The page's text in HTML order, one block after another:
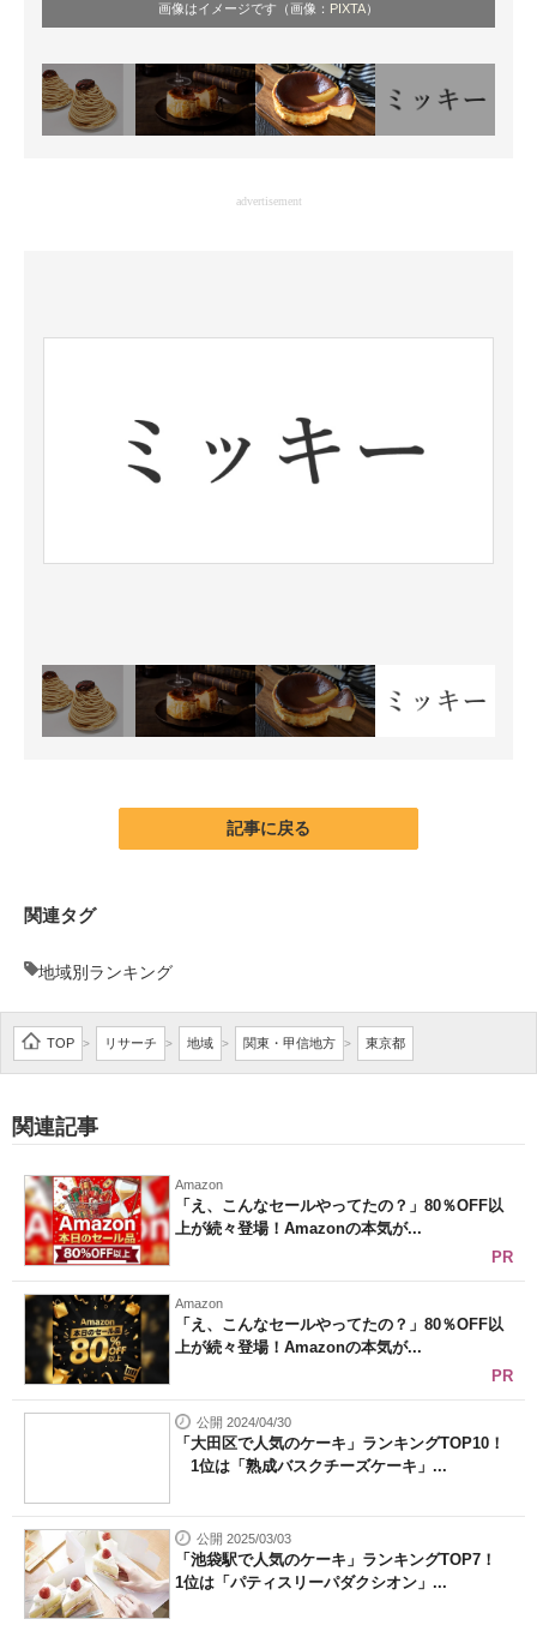
画像はイメージです（画像： PIXTA）
advertisement
記事に戻る
関連タグ
地域別ランキング
TOP > リサーチ > 地域 > 関東・甲信地方 > 東京都
関連記事
Amazon
「え、こんなセールやってたの？」80％OFF以
上が続々登場！Amazonの本気が...
PR
Amazon
「え、こんなセールやってたの？」80％OFF以
上が続々登場！Amazonの本気が...
PR
公開 2024/04/30
「大田区で人気のケーキ」ランキングTOP10！
1位は「熟成バスクチーズケーキ」...
公開 2025/03/03
「池袋駅で人気のケーキ」ランキングTOP7！
1位は「パティスリーパダクシオン」...